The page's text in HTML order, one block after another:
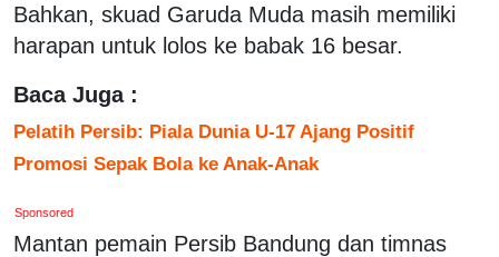
Bahkan, skuad Garuda Muda masih memiliki
harapan untuk lolos ke babak 16 besar.
Baca Juga :
Pelatih Persib: Piala Dunia U-17 Ajang Positif
Promosi Sepak Bola ke Anak-Anak
Sponsored
Mantan pemain Persib Bandung dan timnas